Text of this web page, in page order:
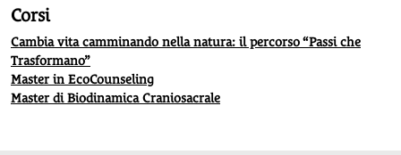
Corsi
Cambia vita camminando nella natura: il percorso “Passi che
Trasformano”
Master in EcoCounseling
Master di Biodinamica Craniosacrale